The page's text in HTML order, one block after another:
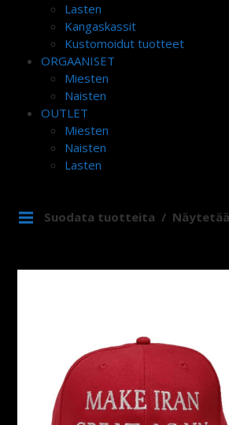
Lasten
Kangaskassit
Kustomoidut tuotteet
ORGAANISET
Miesten
Naisten
OUTLET
Miesten
Naisten
Lasten
Suodata tuotteita